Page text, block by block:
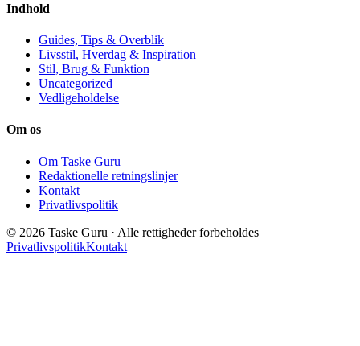
Indhold
Guides, Tips & Overblik
Livsstil, Hverdag & Inspiration
Stil, Brug & Funktion
Uncategorized
Vedligeholdelse
Om os
Om Taske Guru
Redaktionelle retningslinjer
Kontakt
Privatlivspolitik
© 2026 Taske Guru · Alle rettigheder forbeholdes
PrivatlivspolitikKontakt